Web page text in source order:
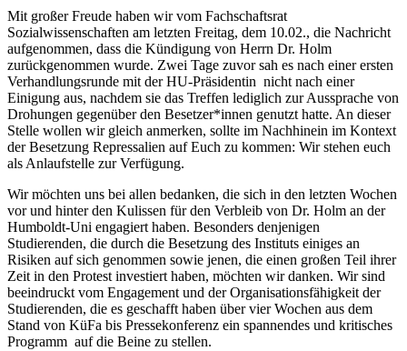
Mit großer Freude haben wir vom Fachschaftsrat
Sozialwissenschaften am letzten Freitag, dem 10.02., die Nachricht
aufgenommen, dass die Kündigung von Herrn Dr. Holm
zurückgenommen wurde. Zwei Tage zuvor sah es nach einer ersten
Verhandlungsrunde mit der HU-Präsidentin nicht nach einer
Einigung aus, nachdem sie das Treffen lediglich zur Aussprache von
Drohungen gegenüber den Besetzer*innen genutzt hatte. An dieser
Stelle wollen wir gleich anmerken, sollte im Nachhinein im Kontext
der Besetzung Repressalien auf Euch zu kommen: Wir stehen euch
als Anlaufstelle zur Verfügung.
Wir möchten uns bei allen bedanken, die sich in den letzten Wochen
vor und hinter den Kulissen für den Verbleib von Dr. Holm an der
Humboldt-Uni engagiert haben. Besonders denjenigen
Studierenden, die durch die Besetzung des Instituts einiges an
Risiken auf sich genommen sowie jenen, die einen großen Teil ihrer
Zeit in den Protest investiert haben, möchten wir danken. Wir sind
beeindruckt vom Engagement und der Organisationsfähigkeit der
Studierenden, die es geschafft haben über vier Wochen aus dem
Stand von KüFa bis Pressekonferenz ein spannendes und kritisches
Programm auf die Beine zu stellen.